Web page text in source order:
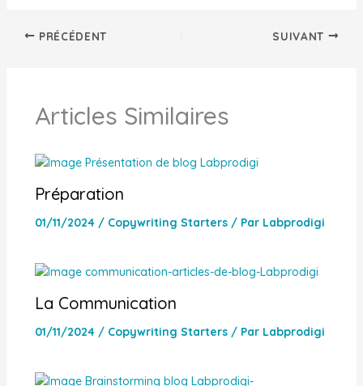
PRÉCÉDENT SUIVANT
Articles Similaires
Préparation
01/11/2024 / Copywriting Starters/ Par Labprodigi
La Communication
01/11/2024 / Copywriting Starters/ Par Labprodigi